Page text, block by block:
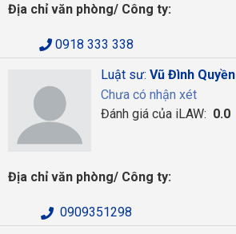
Địa chỉ văn phòng/ Công ty:
0918 333 338
Luật sư: Vũ Đình Quyền
Chưa có nhận xét
Đánh giá của iLAW: 0.0
Địa chỉ văn phòng/ Công ty:
0909351298